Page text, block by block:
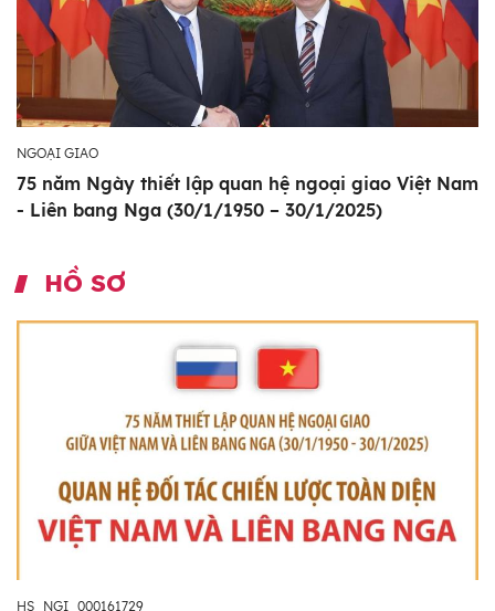
NGOẠI GIAO
75 năm Ngày thiết lập quan hệ ngoại giao Việt Nam
- Liên bang Nga (30/1/1950 – 30/1/2025)
HỒ SƠ
HS_NGI_000161729